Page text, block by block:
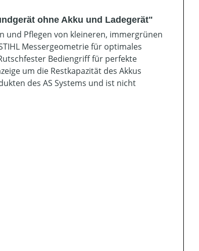
ohne Akku und Ladegerät"
und Pflegen von kleineren, immergrünen
Messergeometrie für optimales
Bediengriff für perfekte
um die Restkapazität des Akkus
des AS Systems und ist nicht